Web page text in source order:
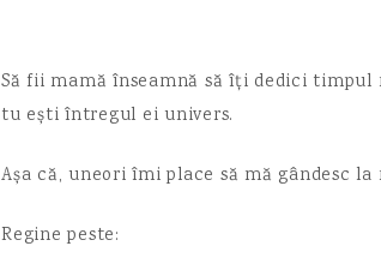
Să fii mamă înseamnă să îți dedici
tu ești întregul ei univers.
Așa că, uneori îmi place să mă gândesc
Regine peste: